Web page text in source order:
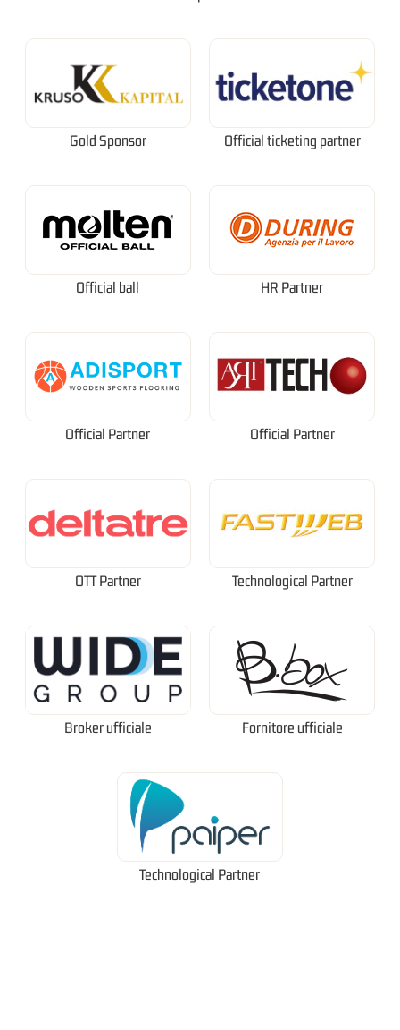
Gold Sponsor Official ticketing partner
Official ball HR Partner
Official Partner Official Partner
OTT Partner Technological Partner
Broker ufficiale Fornitore ufficiale
Technological Partner